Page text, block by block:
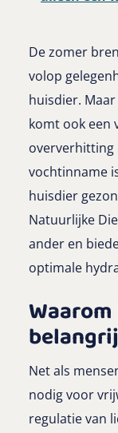
De zomer
volop
huisdier.
komt ook een
oververhitting
vochtinname
huisdier
Natuurlijke
ander en
optimale
Net als
nodig voor
regulatie van